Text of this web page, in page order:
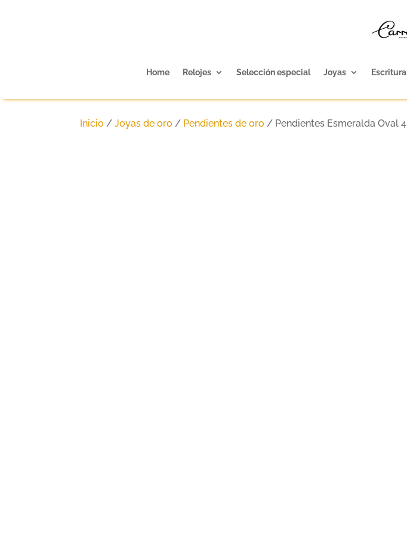
Home Relojes Selección especial Joyas Escritura
Inicio /Joyas de oro / Pendientes de oro / Pendientes Esmeralda Oval 4